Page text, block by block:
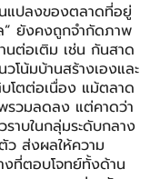
แปลงของตลาดที่อยู่
” ยังคงถูกจำกัดภาพ
นต่อเติม เช่น กันสาด
โน้มบ้านสร้างเองและ
บโตต่อเนื่อง แม้ตลาด
รวมลดลง แต่คาดว่า
าบในกลุ่มระดับกลาง
ว ส่งผลให้ความ
ที่ตอบโจทย์ทั้งด้าน